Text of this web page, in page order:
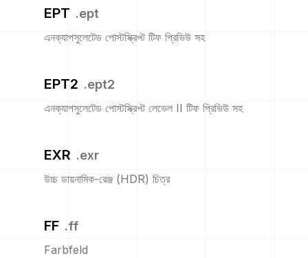
EPT .ept
এনক্যাপসুলেটেড পোস্টস্ক্রিপ্ট টিফ প্রিভিউ সহ
EPT2 .ept2
এনক্যাপসুলেটেড পোস্টস্ক্রিপ্ট লেভেল II টিফ প্রিভিউ সহ
EXR .exr
উচ্চ ডায়নামিক-রেঞ্জ (HDR) চিত্র
FF .ff
Farbfeld